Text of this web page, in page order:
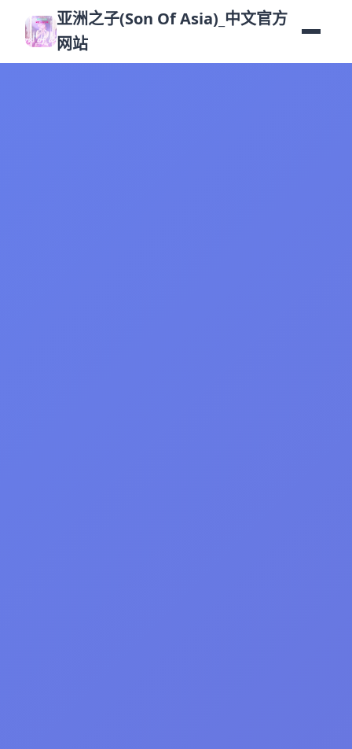
亚洲之子(Son Of Asia)_中文官方
网站